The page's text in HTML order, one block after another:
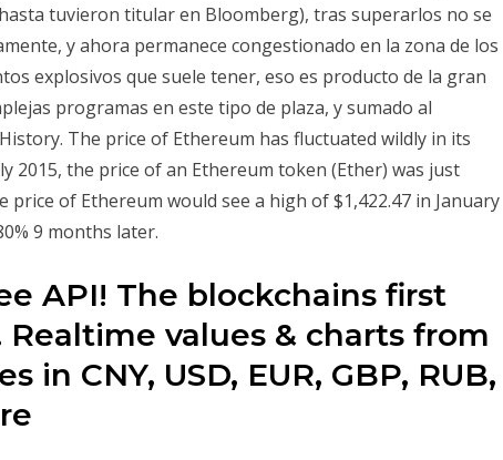
tuvieron titular en Bloomberg), tras superarlos no se
y ahora permanece congestionado en la zona de los
explosivos que suele tener, eso es producto de la gran
programas en este tipo de plaza, y sumado al
The price of Ethereum has fluctuated wildly in its
2015, the price of an Ethereum token (Ether) was just
price of Ethereum would see a high of $1,422.47 in January
9 months later.
API! The blockchains first
Realtime values & charts from
in CNY, USD, EUR, GBP, RUB,